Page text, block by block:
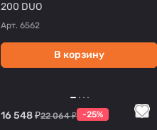
200 DUO
Арт. 6562
В корзину
16 548 ₽22 064 ₽ -25%